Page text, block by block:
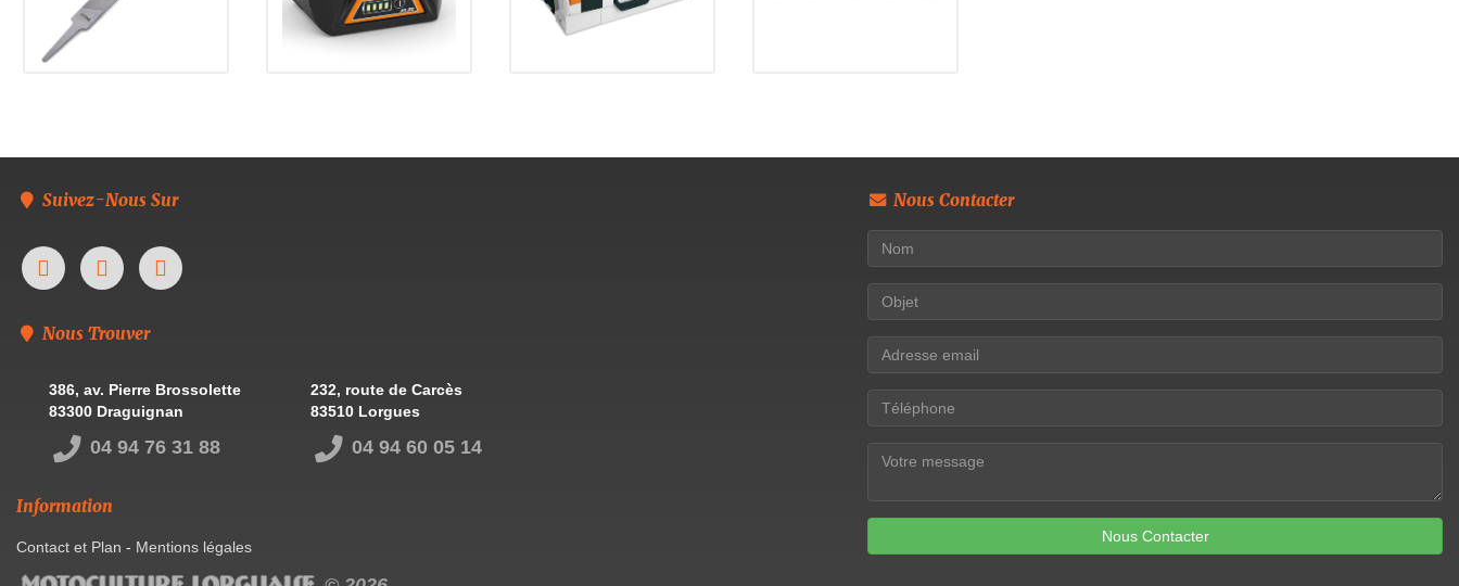
Suivez-Nous Sur
Nous Trouver
386, av. Pierre Brossolette
83300 Draguignan
04 94 76 31 88
232, route de Carcès
83510 Lorgues
04 94 60 05 14
Information
Contact et Plan - Mentions légales
Nous Contacter
Nous Contacter